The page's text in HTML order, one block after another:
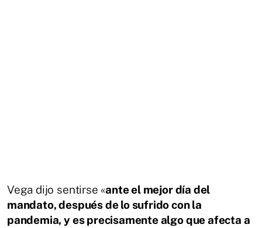
Vega dijo sentirse «ante el mejor día del
mandato, después de lo sufrido con la
pandemia, y es precisamente algo que afecta a